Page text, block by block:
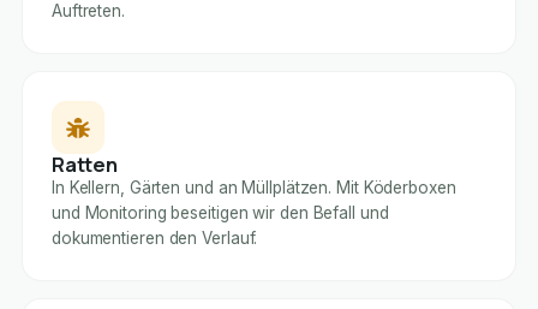
Auftreten.
Ratten
In Kellern, Gärten und an Müllplätzen. Mit Köderboxen
und Monitoring beseitigen wir den Befall und
dokumentieren den Verlauf.